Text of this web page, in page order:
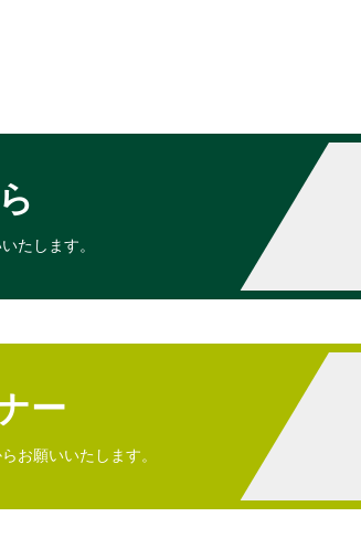
たします。
ー
お願いいたします。